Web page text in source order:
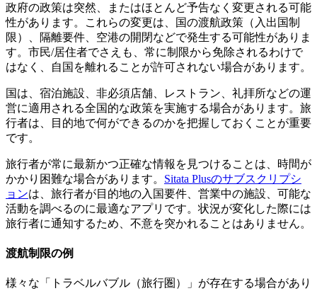
政府の政策は突然、またはほとんど予告なく変更される可能
性があります。これらの変更は、国の渡航政策（入出国制
限）、隔離要件、空港の開閉などで発生する可能性がありま
す。市民/居住者でさえも、常に制限から免除されるわけで
はなく、自国を離れることが許可されない場合があります。
国は、宿泊施設、非必須店舗、レストラン、礼拝所などの運
営に適用される全国的な政策を実施する場合があります。旅
行者は、目的地で何ができるのかを把握しておくことが重要
です。
旅行者が常に最新かつ正確な情報を見つけることは、時間が
かかり困難な場合があります。 Sitata Plusのサブスクリプシ
ョンは、旅行者が目的地の入国要件、営業中の施設、可能な
活動を調べるのに最適なアプリです。状況が変化した際には
旅行者に通知するため、不意を突かれることはありません。
渡航制限の例
様々な「トラベルバブル（旅行圏）」が存在する場合があり